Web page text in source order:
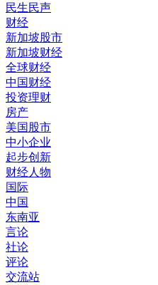
民生民声
财经
新加坡股市
新加坡财经
全球财经
中国财经
投资理财
房产
美国股市
中小企业
起步创新
财经人物
国际
中国
东南亚
言论
社论
评论
交流站